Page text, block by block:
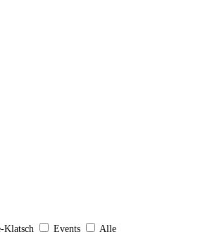
Klatsch Events
Alle